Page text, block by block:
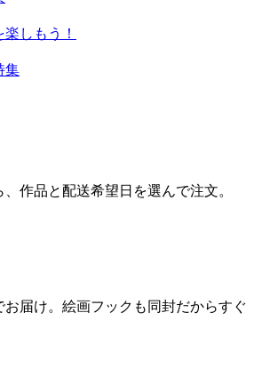
しもう！
集
作品と配送希望日を選んで注文。
届け。絵画フックも同封だからすぐ